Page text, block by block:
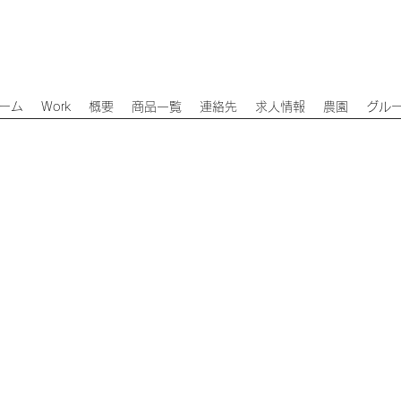
ム Work 概要 商品一覧 連絡先 求人情報 農園 グル